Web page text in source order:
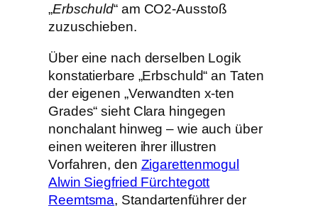
„Erbschuld“ am CO2-Ausstoß
zuzuschieben.
Über eine nach derselben Logik
konstatierbare „Erbschuld“ an Taten
der eigenen „Verwandten x-ten
Grades“ sieht Clara hingegen
nonchalant hinweg – wie auch über
einen weiteren ihrer illustren
Vorfahren, den Zigarettenmogul
Alwin Siegfried Fürchtegott
Reemtsma, Standartenführer der